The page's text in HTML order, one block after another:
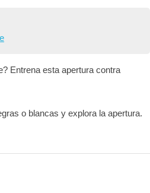
Entrena esta apertura contra
o blancas y explora la apertura.